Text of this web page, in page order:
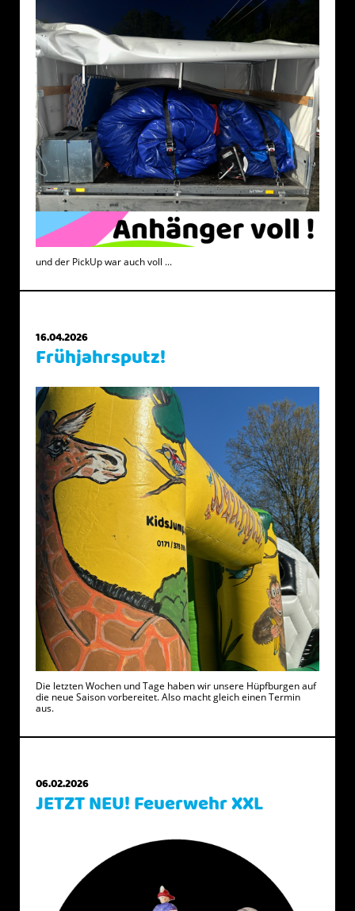
und der PickUp war auch voll ...
16.04.2026
Frühjahrsputz!
Die letzten Wochen und Tage haben wir unsere Hüpfburgen auf
die neue Saison vorbereitet. Also macht gleich einen Termin
aus.
06.02.2026
JETZT NEU! Feuerwehr XXL